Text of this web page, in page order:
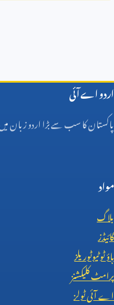
اردو اے آئی
پاکستان کا سب سے بڑا اردو زبان
مواد
بلاگ
گائیڈز
ہاؤ ٹو ٹیوٹوریلز
پرامٹ کلیکشنز
اے آئی ٹولز